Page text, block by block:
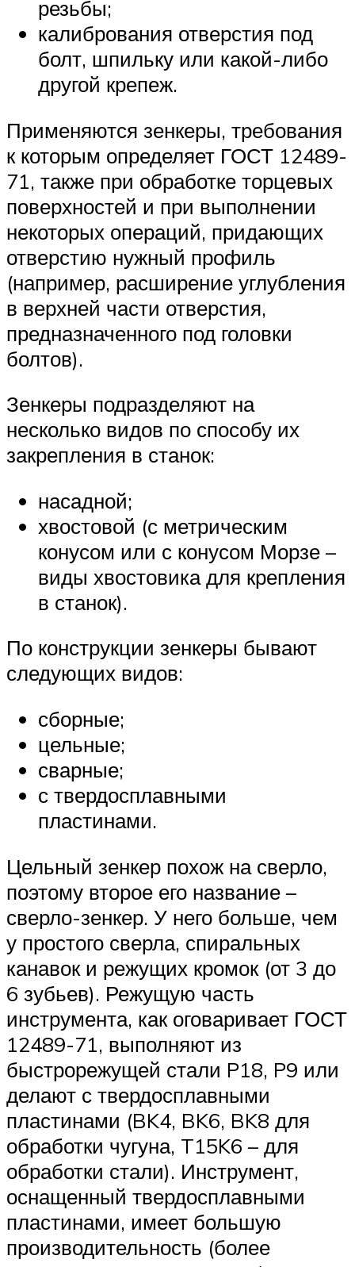
резьбы;
калибрования отверстия под
болт, шпильку или какой-либо
другой крепеж.
Применяются зенкеры, требования
к которым определяет ГОСТ 12489-
71, также при обработке торцевых
поверхностей и при выполнении
некоторых операций, придающих
отверстию нужный профиль
(например, расширение углубления
в верхней части отверстия,
предназначенного под головки
болтов).
Зенкеры подразделяют на
несколько видов по способу их
закрепления в станок:
насадной;
хвостовой (с метрическим
конусом или с конусом Морзе –
виды хвостовика для крепления
в станок).
По конструкции зенкеры бывают
следующих видов:
сборные;
цельные;
сварные;
с твердосплавными
пластинами.
Цельный зенкер похож на сверло,
поэтому второе его название –
сверло-зенкер. У него больше, чем
у простого сверла, спиральных
канавок и режущих кромок (от 3 до
6 зубьев). Режущую часть
инструмента, как оговаривает ГОСТ
12489-71, выполняют из
быстрорежущей стали P18, P9 или
делают с твердосплавными
пластинами (BK4, BK6, BK8 для
обработки чугуна, T15K6 – для
обработки стали). Инструмент,
оснащенный твердосплавными
пластинами, имеет большую
производительность (более